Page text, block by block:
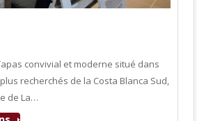
convivial et moderne situé dans
recherchés de la Costa Blanca Sud,
de La…